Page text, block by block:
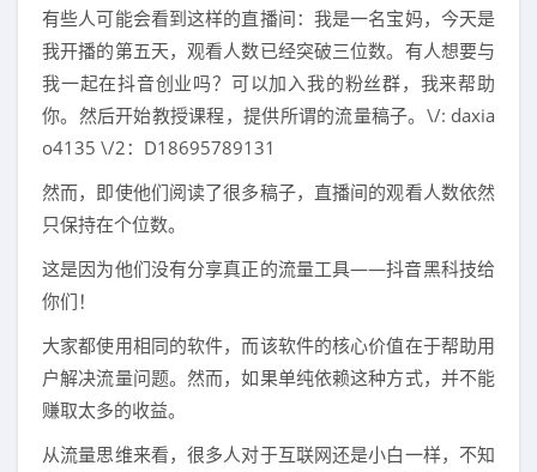
有些人可能会看到这样的直播间：我是一名宝妈，今天是
我开播的第五天，观看人数已经突破三位数。有人想要与
我一起在抖音创业吗？可以加入我的粉丝群，我来帮助
你。然后开始教授课程，提供所谓的流量稿子。\/: daxia
o4135 \/2：D18695789131
然而，即使他们阅读了很多稿子，直播间的观看人数依然
只保持在个位数。
这是因为他们没有分享真正的流量工具——抖音黑科技给
你们！
大家都使用相同的软件，而该软件的核心价值在于帮助用
户解决流量问题。然而，如果单纯依赖这种方式，并不能
赚取太多的收益。
从流量思维来看，很多人对于互联网还是小白一样，不知